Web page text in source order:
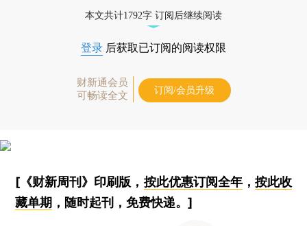
本文共计1792字 订阅后继续阅读
登录 后获取已订阅的阅读权限
财新通会员
可畅读全文
订阅/会员升级
[《财新周刊》印刷版， 按此优惠订阅全年， 按此收
藏单期 ，随时起刊，免费快递。]